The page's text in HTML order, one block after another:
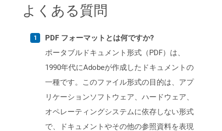
よくある質問
PDF フォーマットとは何ですか?
ポータブルドキュメント形式（PDF）は、
1990年代にAdobeが作成したドキュメントの
一種です。このファイル形式の目的は、アプ
リケーションソフトウェア、ハードウェア、
オペレーティングシステムに依存しない形式
で、ドキュメントやその他の参照資料を表現